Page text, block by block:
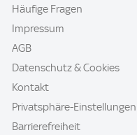
Häufige Fragen
Impressum
AGB
Datenschutz & Cookies
Kontakt
Privatsphäre-Einstellungen
Barrierefreiheit